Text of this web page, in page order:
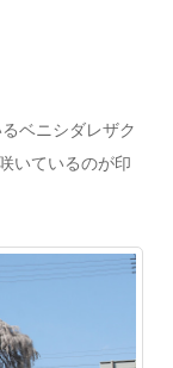
ベニシダレザク
いているのが印